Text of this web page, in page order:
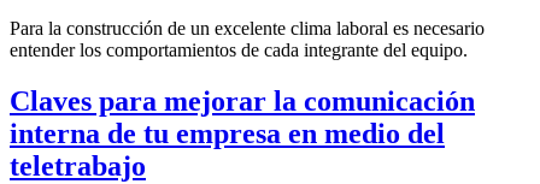
Para la construcción de un excelente clima laboral es necesario
entender los comportamientos de cada integrante del equipo.
Claves para mejorar la comunicación
interna de tu empresa en medio del
teletrabajo